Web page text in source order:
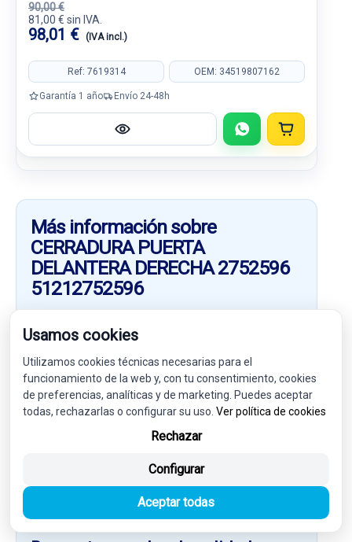
90,00 €
81,00 € sin IVA.
98,01 € (IVA incl.)
Ref: 7619314 OEM: 34519807162
Garantía 1 año Envío 24-48h
Más información sobre
CERRADURA PUERTA
DELANTERA DERECHA 2752596
51212752596
DELANTERA DERECHA 2752596 51212752596
compatible con:
MINI MINI (R56) ONE D
Además de
otros recambios relacionados con la referencia
7619380. Consulta la descripción y los datos técnicos
para asegurarte de que es válido para tu vehículo.
Compra online el repuesto que necesitas y recíbelo en
Valdizarbetrabajamos únicamente
la calidad y el correcto estado de los recambios.
Usamos cookies
Utilizamos cookies técnicas necesarias para el
funcionamiento de la web y, con tu consentimiento, cookies
de preferencias, analíticas y de marketing. Puedes aceptar
todas, rechazarlas o configurar su uso. Ver política de cookies
Rechazar
Configurar
Aceptar todas